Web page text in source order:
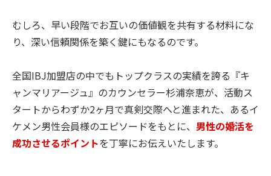
むしろ、早い段階でお互いの価値観を共有する材料にな
り、深い信頼関係を築く鍵にもなるのです。
全国IBJ加盟店の中でもトップクラスの実績を誇る『キ
ャンマリアージュ』のカウンセラー杉浦奈恵が、活動ス
タートからわずか2ヶ月で真剣交際へと進まれた、あるイ
ケメン男性会員様のエピソードをもとに、 男性の婚活を
成功させるポイントを丁寧にお伝えいたします。